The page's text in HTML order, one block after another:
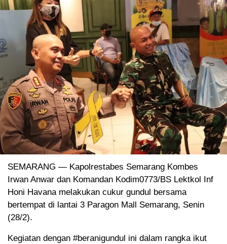
SEMARANG — Kapolrestabes Semarang Kombes
Irwan Anwar dan Komandan Kodim0773/BS Lektkol Inf
Honi Havana melakukan cukur gundul bersama
bertempat di lantai 3 Paragon Mall Semarang, Senin
(28/2).
Kegiatan dengan #beranigundul ini dalam rangka ikut